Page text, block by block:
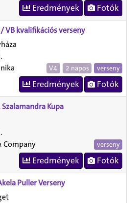
Eredmények Fotók
VB kvalifikációs verseny
verseny
2 napos
V4
Eredmények Fotók
Szalamandra Kupa
verseny
Company
Eredmények Fotók
Puller Verseny